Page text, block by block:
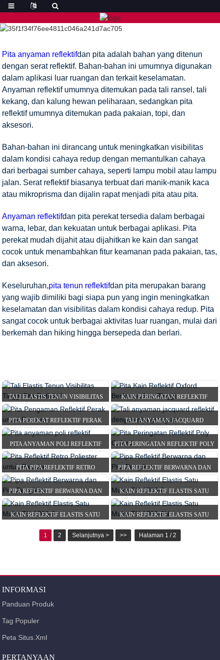
RUMAH PRODUK PITA REFLEKTIF
TALI
PENGIKAT DAN PITA REFLEKTIF
Pita anyaman reflektifdan pita adalah bahan yang ditenun
dengan serat reflektif. Bahan-bahan ini umumnya digunakan
dalam aplikasi luar ruangan dan terkait keselamatan.
Anyaman reflektif umumnya ditemukan pada tali ransel, tali
kekang, dan kalung hewan peliharaan, sedangkan pita
reflektif umumnya ditemukan pada pakaian, topi, dan
aksesori.
Bahan-bahan ini dirancang untuk meningkatkan visibilitas
dalam kondisi cahaya redup dengan memantulkan cahaya
dari berbagai sumber cahaya, seperti lampu mobil atau lampu
jalan. Serat reflektif biasanya terbuat dari manik-manik kaca
atau mikroprisma dan dijalin rapat menjadi pita atau pita.
Anyaman reflektifdan pita perekat tersedia dalam berbagai
warna, lebar, dan kekuatan untuk berbagai aplikasi. Pita
perekat mudah dijahit atau dijahitkan ke kain dan sangat
cocok untuk menambahkan fitur keamanan pada pakaian, tas,
dan aksesori.
Keseluruhan,pita tenun reflektifdan pita merupakan barang
yang wajib dimiliki bagi siapa pun yang ingin meningkatkan
keselamatan dan visibilitas dalam kondisi cahaya redup. Pita
sangat cocok untuk berbagai aktivitas luar ruangan, mulai dari
berkemah dan hiking hingga bersepeda dan berlari.
TALI ELASTIS TENUN VISIBILITAS
TINGGI REFLEKTIF ...
KAIN PERINGATAN REFLEKTIF
OXFORD KECERAHAN TINGGI...
PITA PEREKAT REFLEKTIF PERAK
PENGAMAN UNTUK...
TALI ANYAMAN JACQUARD
REFLEKTIF DENGAN PITA
GROSGRAIN
PITA ANYAMAN POLI REFLEKTIF PITA PERINGATAN REFLEKTIF POLY
OXFORD
PITA PIPA REFLEKTIF RETRO
POLIESTER UNTUK KAIN...
PIPA REFLEKTIF BERWARNA DAN
PITA PENGIKAT
PIPA REFLEKTIF BERWARNA DAN
PITA PENGIKAT
KAIN REFLEKTIF ELASTIS SATU
MUKA-TX-1703-8
KAIN REFLEKTIF ELASTIS SATU
MUKA-TX-1703-9
KAIN REFLEKTIF ELASTIS SATU
MUKA-TX-1703-8N
1
2 Selanjutnya > >> Halaman 1 / 2
INFORMASI
Panduan Produk
Tag Populer
Peta Situs.xml
PERTANYAAN